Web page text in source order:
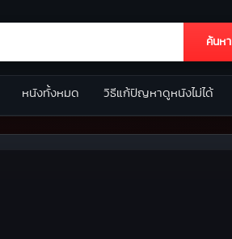
ค้นหา
หนังทั้งหมด วิธีแก้ปัญหาดูหนังไม่ได้